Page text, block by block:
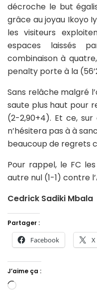
décroche le but
grâce au joyau Ikoyo
les visiteurs
espaces laissés
combinaison à
penalty porte à la
Sans relâche malgré
saute plus haut pour
(2-2,90+4). Et ce,
n’hésitera pas à à
beaucoup de regrets
Pour rappel, le FC
autre nul (1-1) contre
Cedrick Sadiki Mbala
Partager :
Facebook X
J’aime ça :
Chargement…